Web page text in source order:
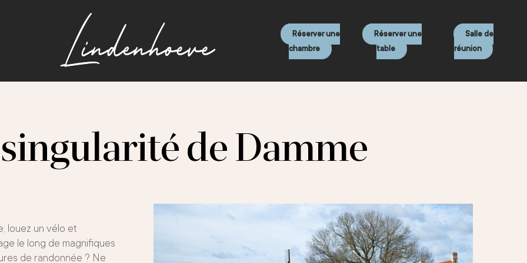
Réserver une
chambre
Réserver une
table
Salle de
réunion
de Damme
louez un vélo et
le long de magnifiques
de randonnée ? Ne